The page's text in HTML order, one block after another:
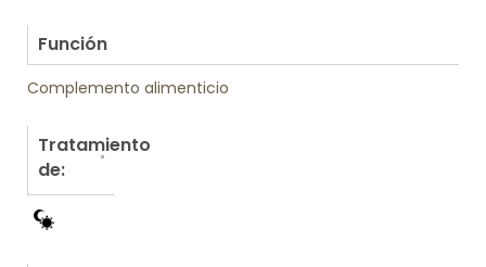
Función
Complemento alimenticio
Tratamiento
de: